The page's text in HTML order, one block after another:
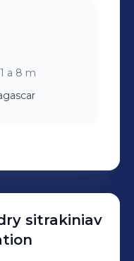
1 a 8 m
sitrakiniav